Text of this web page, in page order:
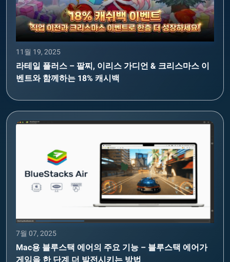
11월 19, 2025
라테일 플러스 – 팔찌, 이리스 가디언 & 크리스마스 이
벤트와 함께하는 18% 캐시백
7월 07, 2025
Mac용 블루스택 에어의 주요 기능 – 블루스택 에어가
게임을 한 단계 더 발전시키는 방법